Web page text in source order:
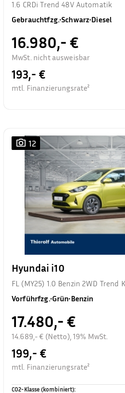
1.6 CRDi Trend 48V Automatik
Gebrauchtfzg.•Schwarz•Diesel
16.980,- €
MwSt. nicht ausweisbar
193,- €
mtl. Finanzierungsrate²
12
Hyundai i10
FL (MY25) 1.0 Benzin 2WD
Vorführfzg.•Grün•Benzin
17.480,- €
14.689,- € (Netto), 19% MwSt.
199,- €
mtl. Finanzierungsrate²
CO2-Klasse (kombiniert):